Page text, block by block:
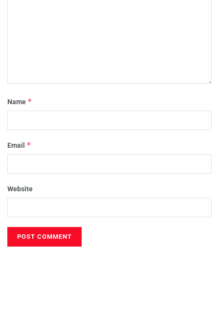
Name *
Email *
Website